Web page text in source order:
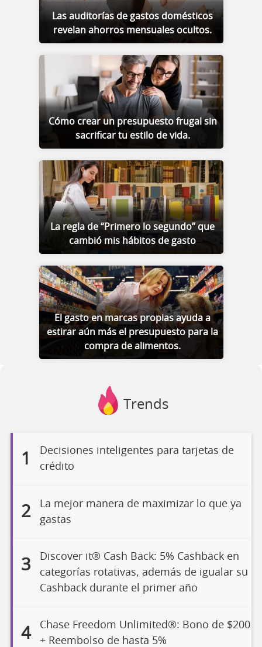
Las auditorías de gastos domésticos
revelan ahorros mensuales ocultos.
Cómo crear un presupuesto frugal sin
sacrificar tu estilo de vida.
La regla de “Primero lo segundo” que
cambió mis hábitos de gasto
El gasto en marcas propias ayuda a
estirar aún más el presupuesto para la
compra de alimentos.
Trends
1
Decisiones inteligentes para tarjetas de
crédito
2
La mejor manera de maximizar lo que ya
gastas
3
Discover it® Cash Back: 5% Cashback en
categorías rotativas, además de igualar su
Cashback durante el primer año
4
Chase Freedom Unlimited®: Bono de $200
+ Reembolso de hasta 5%